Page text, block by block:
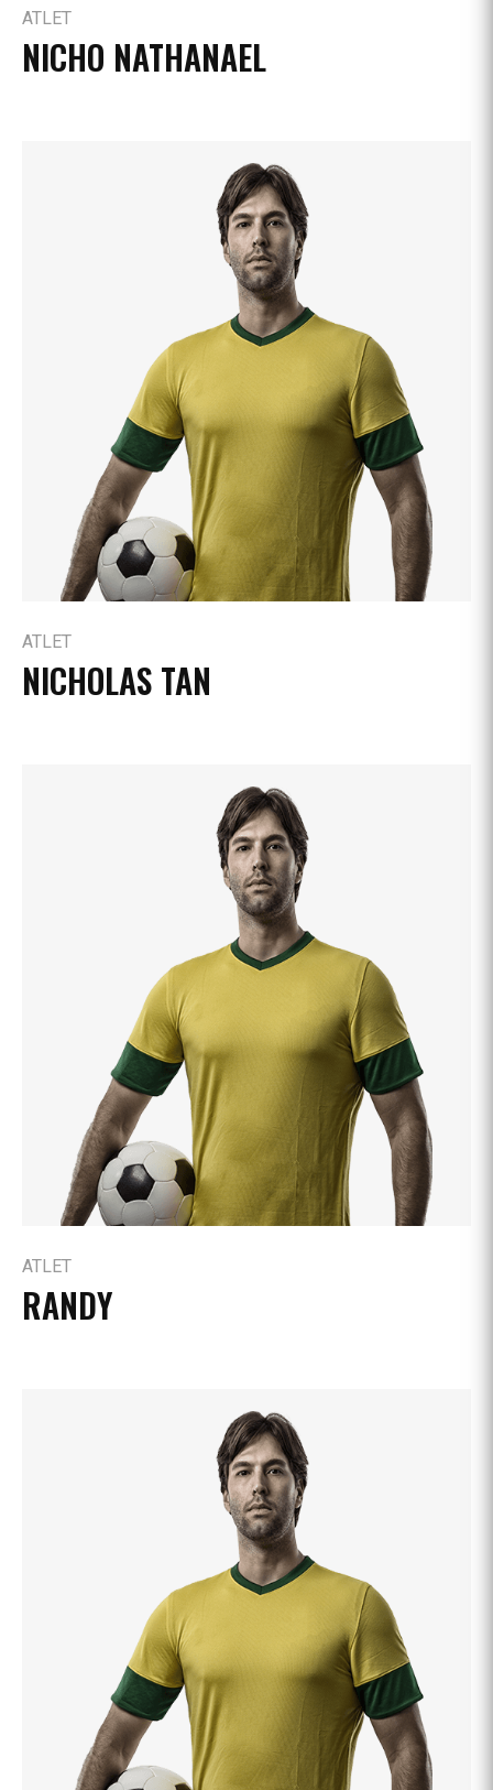
ATLET
NICHO NATHANAEL
ATLET
NICHOLAS TAN
ATLET
RANDY